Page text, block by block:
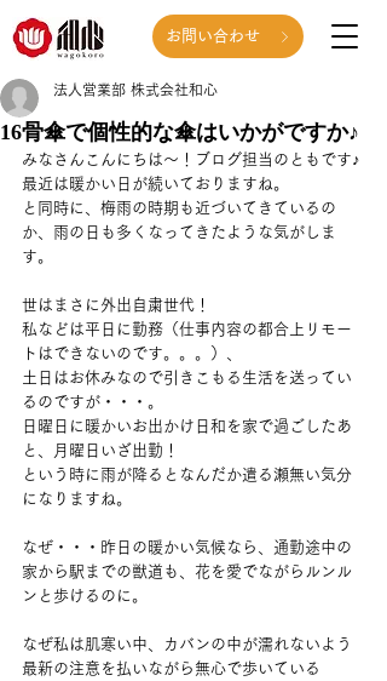
お問い合わせ
16骨傘で個性的な傘はいかがですか♪
法人営業部 株式会社和心
みなさんこんにちは～！ブログ担当のともです♪
最近は暖かい日が続いておりますね。
と同時に、梅雨の時期も近づいてきているの
か、雨の日も多くなってきたような気がしま
す。
世はまさに外出自粛世代！
私などは平日に勤務（仕事内容の都合上リモー
トはできないのです。。。）、
土日はお休みなので引きこもる生活を送ってい
るのですが・・・。
日曜日に暖かいお出かけ日和を家で過ごしたあ
と、月曜日いざ出勤！
という時に雨が降るとなんだか遣る瀬無い気分
になりますね。
なぜ・・・昨日の暖かい気候なら、通勤途中の
家から駅までの獣道も、花を愛でながらルンル
ンと歩けるのに。
なぜ私は肌寒い中、カバンの中が濡れないよう
最新の注意を払いながら無心で歩いている